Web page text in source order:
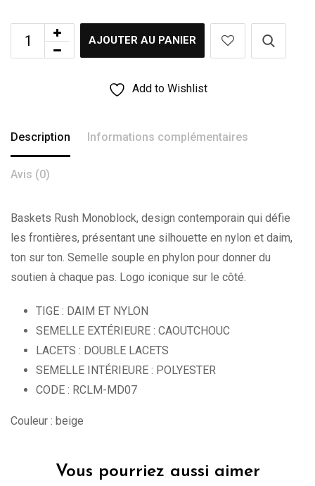
AJOUTER AU PANIER
Add to Wishlist
Description Informations complémentaires
Avis (0)
Baskets Rush Monoblock, design contemporain qui défie
les frontières, présentant une silhouette en nylon et daim,
ton sur ton. Semelle souple en phylon pour donner du
soutien à chaque pas. Logo iconique sur le côté.
TIGE : DAIM ET NYLON
SEMELLE EXTÉRIEURE : CAOUTCHOUC
LACETS : DOUBLE LACETS
SEMELLE INTÉRIEURE : POLYESTER
CODE : RCLM-MD07
Couleur : beige
Vous pourriez aussi aimer